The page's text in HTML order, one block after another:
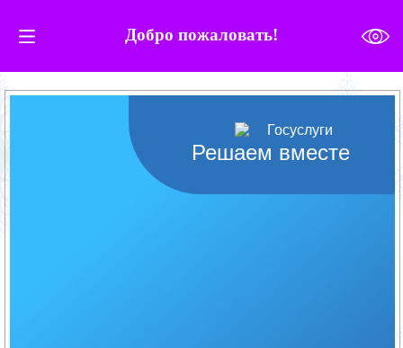
Добро пожаловать!
Решаем вместе